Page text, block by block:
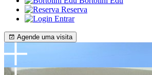
Reserva
Entrar
Agende uma visita